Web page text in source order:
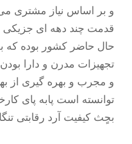
و بر اساس نیاز مشتری می
قدمت چند دهه ای جزیکی
حال حاضر کشور بوده که
و مجرب و بهره گیری از
توانسته است پابه پای
بحٍث کیفیت آرد رقابتی